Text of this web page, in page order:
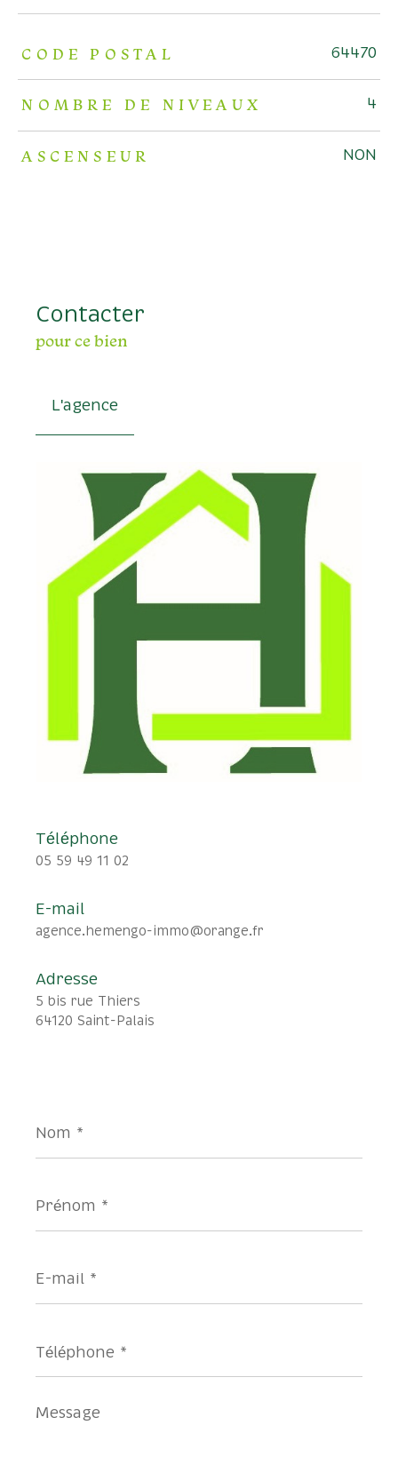
TRAD_ZEPHYR_Caracteristique TRAD_ZEPHYR_Valeurs
CODE POSTAL 64470
NOMBRE DE NIVEAUX 4
ASCENSEUR NON
Contacter
pour ce bien
L'agence
Téléphone
05 59 49 11 02
E-mail
agence.hemengo-immo@orange.fr
Adresse
5 bis rue Thiers
64120 Saint-Palais
*
*
mail
*
Message